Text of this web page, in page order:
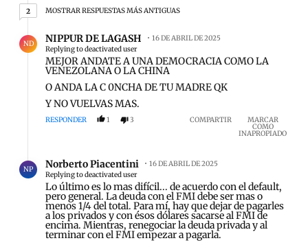
22 respuestas más antiguas
MOSTRAR RESPUESTAS MÁS ANTIGUAS
ND NIPPUR DE LAGASH
16 DE ABRIL DE 2025
Replying to deactivated user
MEJOR ANDATE A UNA DEMOCRACIA COMO LA
VENEZOLANA O LA CHINA
O ANDA LA C 0NCHA DE TU MADRE QK
Y NO VUELVAS MAS.
RESPONDER 1 3 COMPARTIR MARCAR
COMO
INAPROPIADO
NP Norberto Piacentini
16 DE ABRIL DE 2025
Replying to deactivated user
Lo último es lo mas difícil... de acuerdo con el default,
pero general. La deuda con el FMI debe ser mas o
menos 1/4 del total. Para mí, hay que dejar de pagarles
a los privados y con ésos dólares sacarse al FMI de
encima. Mientras, renegociar la deuda privada y al
terminar con el FMI empezar a pagarla.